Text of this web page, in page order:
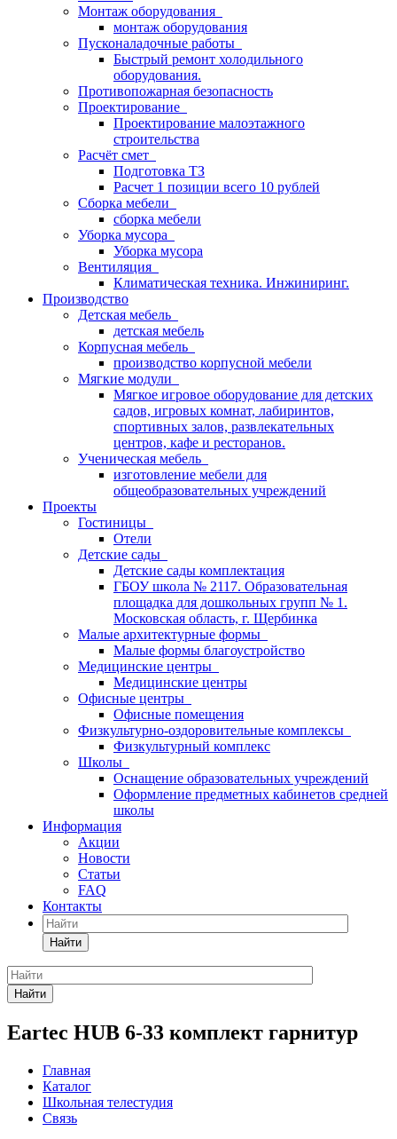
Монтаж оборудования
монтаж оборудования
Пусконаладочные работы
Быстрый ремонт холодильного
оборудования.
Противопожарная безопасность
Проектирование
Проектирование малоэтажного
строительства
Расчёт смет
Подготовка ТЗ
Расчет 1 позиции всего 10 рублей
Сборка мебели
сборка мебели
Уборка мусора
Уборка мусора
Вентиляция
Климатическая техника. Инжиниринг.
Производство
Детская мебель
детская мебель
Корпусная мебель
производство корпусной мебели
Мягкие модули
Мягкое игровое оборудование для детских
садов, игровых комнат, лабиринтов,
спортивных залов, развлекательных
центров, кафе и ресторанов.
Ученическая мебель
изготовление мебели для
общеобразовательных учреждений
Проекты
Гостиницы
Отели
Детские сады
Детские сады комплектация
ГБОУ школа № 2117. Образовательная
площадка для дошкольных групп № 1.
Московская область, г. Щербинка
Малые архитектурные формы
Малые формы благоустройство
Медицинские центры
Медицинские центры
Офисные центры
Офисные помещения
Физкультурно-оздоровительные комплексы
Физкультурный комплекс
Школы
Оснащение образовательных учреждений
Оформление предметных кабинетов средней
школы
Информация
Акции
Новости
Статьи
FAQ
Контакты
Найти
Найти
Eartec HUB 6-33 комплект гарнитур
Главная
Каталог
Школьная телестудия
Связь